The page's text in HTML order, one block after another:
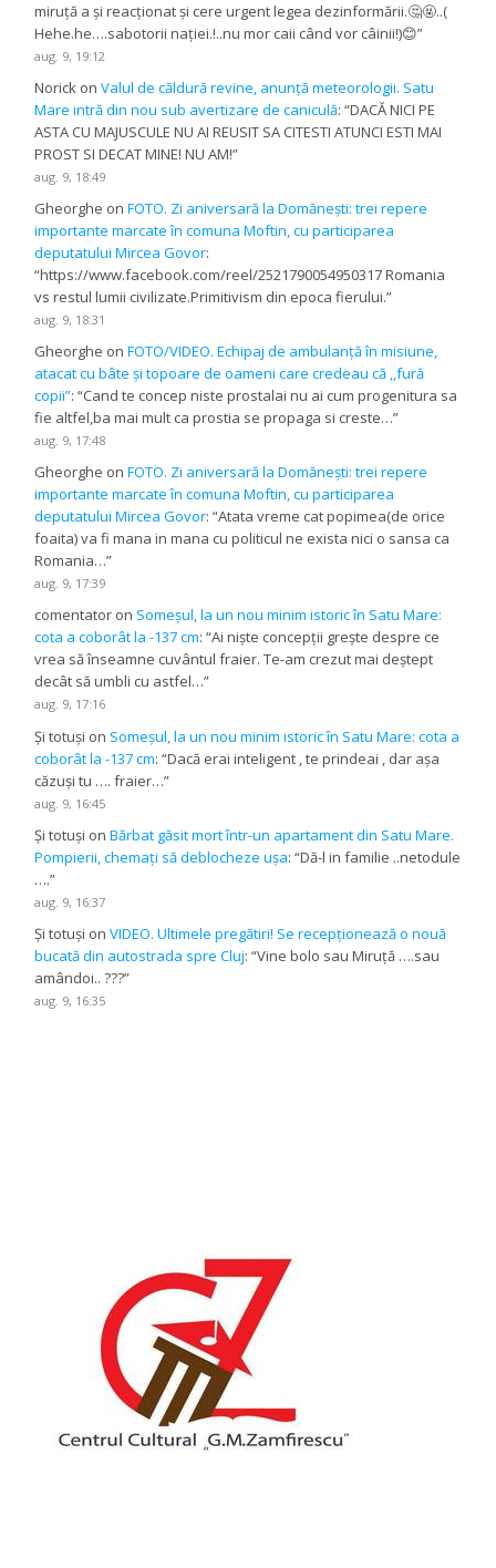
miruță a și reacționat și cere urgent legea dezinformării.🤔🤬..(
Hehe.he….sabotorii nației.!..nu mor caii când vor câinii!)😊”
aug. 9, 19:12
Norick onValul de căldură revine, anunță meteorologii. Satu
Mare intră din nou sub avertizare de caniculă: “DACĂ NICI PE
ASTA CU MAJUSCULE NU AI REUSIT SA CITESTI ATUNCI ESTI MAI
PROST SI DECAT MINE! NU AM!”
aug. 9, 18:49
Gheorghe onFOTO. Zi aniversară la Domănești: trei repere
importante marcate în comuna Moftin, cu participarea
deputatului Mircea Govor:
“https://www.facebook.com/reel/2521790054950317 Romania
vs restul lumii civilizate.Primitivism din epoca fierului.”
aug. 9, 18:31
Gheorghe onFOTO/VIDEO. Echipaj de ambulanță în misiune,
atacat cu bâte și topoare de oameni care credeau că ,,fură
copii”: “Cand te concep niste prostalai nu ai cum progenitura sa
fie altfel,ba mai mult ca prostia se propaga si creste…”
aug. 9, 17:48
Gheorghe onFOTO. Zi aniversară la Domănești: trei repere
importante marcate în comuna Moftin, cu participarea
deputatului Mircea Govor: “Atata vreme cat popimea(de orice
foaita) va fi mana in mana cu politicul ne exista nici o sansa ca
Romania…”
aug. 9, 17:39
comentator on Someșul, la un nou minim istoric în Satu Mare:
cota a coborât la -137 cm: “Ai niște concepții grește despre ce
vrea să înseamne cuvântul fraier. Te-am crezut mai deștept
decât să umbli cu astfel…”
aug. 9, 17:16
Și totuși on Someșul, la un nou minim istoric în Satu Mare: cota a
coborât la -137 cm: “Dacă erai inteligent , te prindeai , dar așa
căzuși tu …. fraier…”
aug. 9, 16:45
Și totuși onBărbat găsit mort într-un apartament din Satu Mare.
Pompierii, chemați să deblocheze ușa: “Dă-l in familie ..netodule
….”
aug. 9, 16:37
Și totuși onVIDEO. Ultimele pregătiri! Se recepționează o nouă
bucată din autostrada spre Cluj: “Vine bolo sau Miruță ….sau
amândoi.. ???”
aug. 9, 16:35